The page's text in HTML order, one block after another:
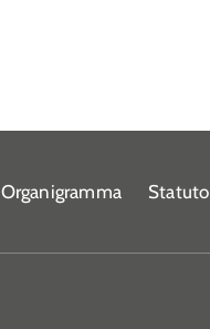
Organigramma Statuto